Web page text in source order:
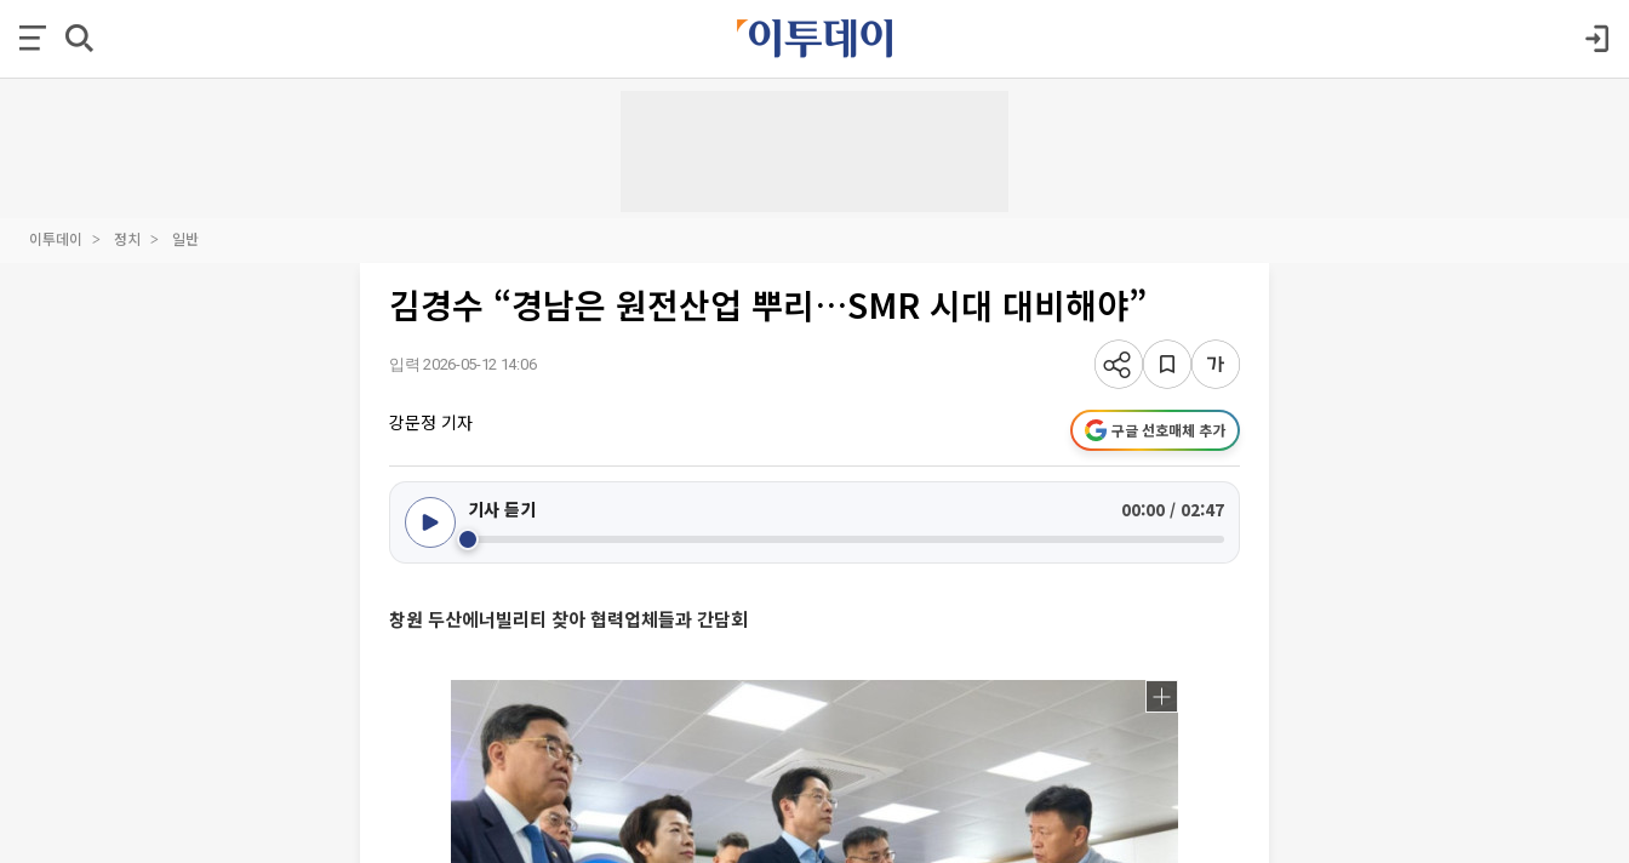
이투데이 정치 일반
김경수 “경남은 원전산업 뿌리…SMR 시대 대비해야”
입력 2026-05-12 14:06
강문정 기자 구글 선호매체 추가
기사 듣기 00:00 / 02:47
창원 두산에너빌리티 찾아 협력업체들과 간담회